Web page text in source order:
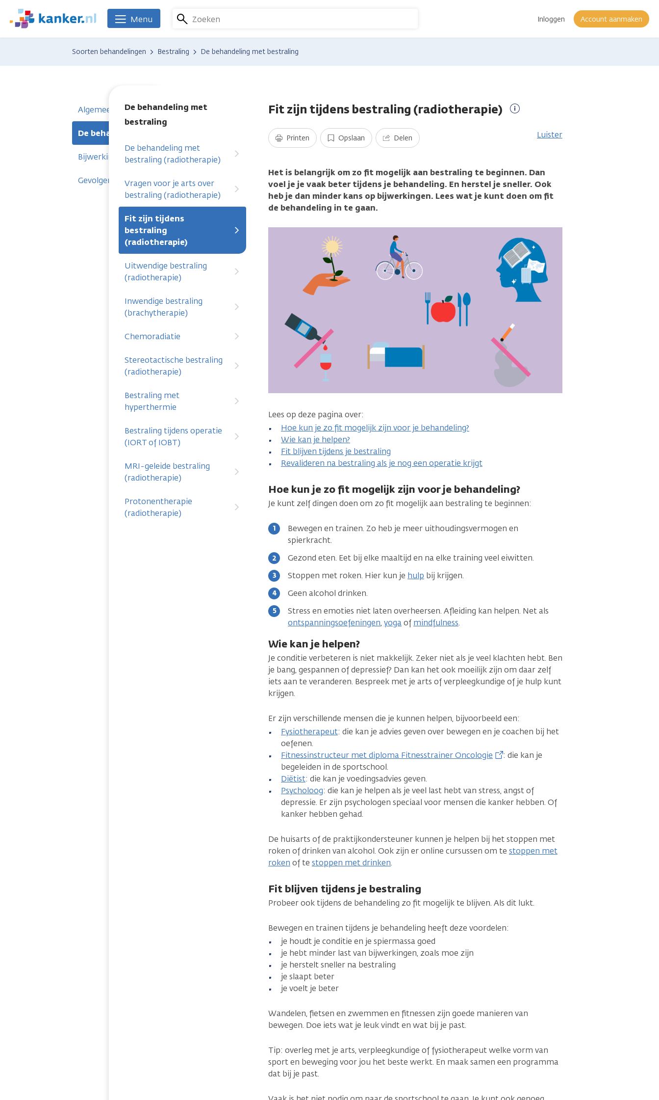
naar
We
zijn
Zoeken Inloggen Account aanmaken
Menu
Soorten behandelingen Bestraling De behandeling met bestraling
Algemeen
De behandeling met bestraling
De behandeling met
bestraling
De behandeling met
bestraling (radiotherapie)
Vragen voor je arts over
bestraling (radiotherapie)
Fit zijn tijdens
bestraling
(radiotherapie)
Uitwendige bestraling
(radiotherapie)
Inwendige bestraling
(brachytherapie)
Chemoradiatie
Stereotactische bestraling
(radiotherapie)
Bestraling met
hyperthermie
Bestraling tijdens operatie
(IORT of IOBT)
MRI-geleide bestraling
(radiotherapie)
Protonentherapie
(radiotherapie)
Bijwerkingen
Gevolgen
Fit zijn tijdens bestraling (radiotherapie)
informatie
Printen Opslaan Delen Luister
Het is belangrijk om zo fit mogelijk aan bestraling te beginnen. Dan
voel je je vaak beter tijdens je behandeling. En herstel je sneller. Ook
heb je dan minder kans op bijwerkingen. Lees wat je kunt doen om fit
de behandeling in te gaan.
Lees op deze pagina over:
Hoe kun je zo fit mogelijk zijn voor je behandeling?
Wie kan je helpen?
Fit blijven tijdens je bestraling
Revalideren na bestraling als je nog een operatie krijgt
Hoe kun je zo fit mogelijk zijn voor je behandeling?
Je kunt zelf dingen doen om zo fit mogelijk aan bestraling te beginnen:
Bewegen en trainen. Zo heb je meer uithoudingsvermogen en
spierkracht.
Gezond eten. Eet bij elke maaltijd en na elke training veel eiwitten.
Stoppen met roken. Hier kun je hulp bij krijgen.
Geen alcohol drinken.
Stress en emoties niet laten overheersen. Afleiding kan helpen. Net als
ontspanningsoefeningen, yogaof mindfulness.
Wie kan je helpen?
Je conditie verbeteren is niet makkelijk. Zeker niet als je veel klachten hebt. Ben
je bang, gespannen of depressief? Dan kan het ook moeilijk zijn om daar zelf
iets aan te veranderen. Bespreek met je arts of verpleegkundige of je hulp kunt
krijgen.
Er zijn verschillende mensen die je kunnen helpen, bijvoorbeeld een:
Fysiotherapeut: die kan je advies geven over bewegen en je coachen bij het
oefenen.
Fitnessinstructeur met diploma Fitnesstrainer Oncologie
: die kan je
begeleiden in de sportschool.
Diëtist: die kan je voedingsadvies geven.
Psycholoog: die kan je helpen als je veel last hebt van stress, angst of
depressie. Er zijn psychologen speciaal voor mensen die kanker hebben. Of
kanker hebben gehad.
De huisarts of de praktijkondersteuner kunnen je helpen bij het stoppen met
roken of drinken van alcohol. Ook zijn er online cursussen om te stoppen met
roken of te stoppen met drinken.
Fit blijven tijdens je bestraling
Probeer ook tijdens de behandeling zo fit mogelijk te blijven. Als dit lukt.
Bewegen en trainen tijdens je behandeling heeft deze voordelen:
je houdt je conditie en je spiermassa goed
je hebt minder last van bijwerkingen, zoals moe zijn
je herstelt sneller na bestraling
je slaapt beter
je voelt je beter
Wandelen, fietsen en zwemmen en fitnessen zijn goede manieren van
bewegen. Doe iets wat je leuk vindt en wat bij je past.
Tip: overleg met je arts, verpleegkundige of fysiotherapeut welke vorm van
sport en beweging voor jou het beste werkt. En maak samen een programma
dat bij je past.